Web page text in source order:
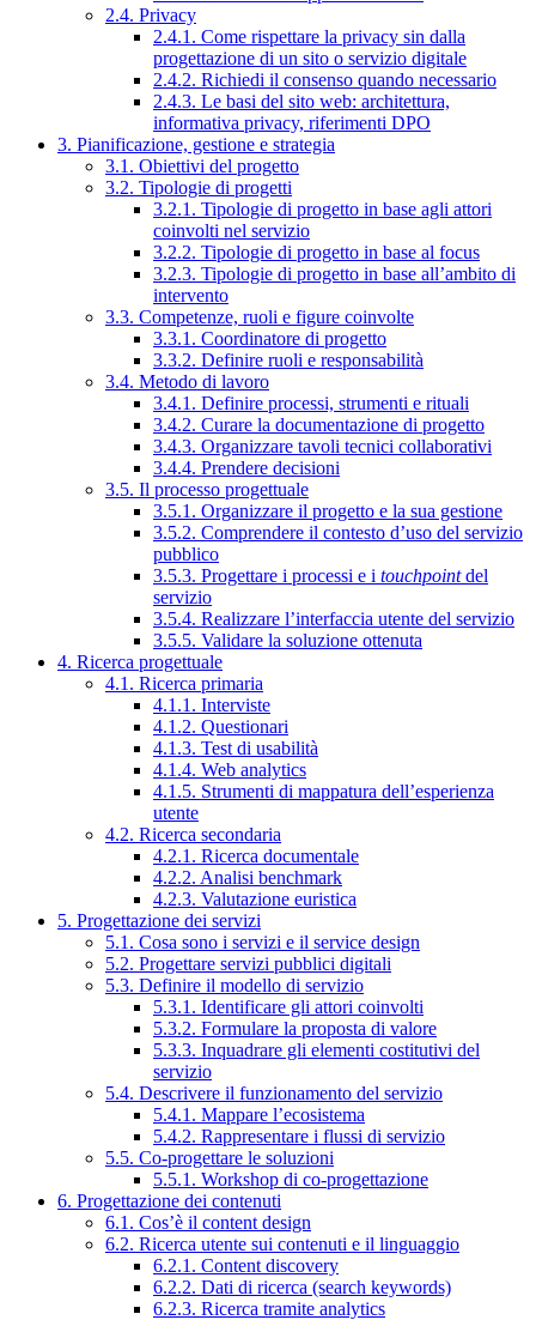
2.4. Privacy
2.4.1. Come rispettare la privacy sin dalla
progettazione di un sito o servizio digitale
2.4.2. Richiedi il consenso quando necessario
2.4.3. Le basi del sito web: architettura,
informativa privacy, riferimenti DPO
3. Pianificazione, gestione e strategia
3.1. Obiettivi del progetto
3.2. Tipologie di progetti
3.2.1. Tipologie di progetto in base agli attori
coinvolti nel servizio
3.2.2. Tipologie di progetto in base al focus
3.2.3. Tipologie di progetto in base all’ambito di
intervento
3.3. Competenze, ruoli e figure coinvolte
3.3.1. Coordinatore di progetto
3.3.2. Definire ruoli e responsabilità
3.4. Metodo di lavoro
3.4.1. Definire processi, strumenti e rituali
3.4.2. Curare la documentazione di progetto
3.4.3. Organizzare tavoli tecnici collaborativi
3.4.4. Prendere decisioni
3.5. Il processo progettuale
3.5.1. Organizzare il progetto e la sua gestione
3.5.2. Comprendere il contesto d’uso del servizio
pubblico
3.5.3. Progettare i processi e i touchpointdel
servizio
3.5.4. Realizzare l’interfaccia utente del servizio
3.5.5. Validare la soluzione ottenuta
4. Ricerca progettuale
4.1. Ricerca primaria
4.1.1. Interviste
4.1.2. Questionari
4.1.3. Test di usabilità
4.1.4. Web analytics
4.1.5. Strumenti di mappatura dell’esperienza
utente
4.2. Ricerca secondaria
4.2.1. Ricerca documentale
4.2.2. Analisi benchmark
4.2.3. Valutazione euristica
5. Progettazione dei servizi
5.1. Cosa sono i servizi e il service design
5.2. Progettare servizi pubblici digitali
5.3. Definire il modello di servizio
5.3.1. Identificare gli attori coinvolti
5.3.2. Formulare la proposta di valore
5.3.3. Inquadrare gli elementi costitutivi del
servizio
5.4. Descrivere il funzionamento del servizio
5.4.1. Mappare l’ecosistema
5.4.2. Rappresentare i flussi di servizio
5.5. Co-progettare le soluzioni
5.5.1. Workshop di co-progettazione
6. Progettazione dei contenuti
6.1. Cos’è il content design
6.2. Ricerca utente sui contenuti e il linguaggio
6.2.1. Content discovery
6.2.2. Dati di ricerca (search keywords)
6.2.3. Ricerca tramite analytics